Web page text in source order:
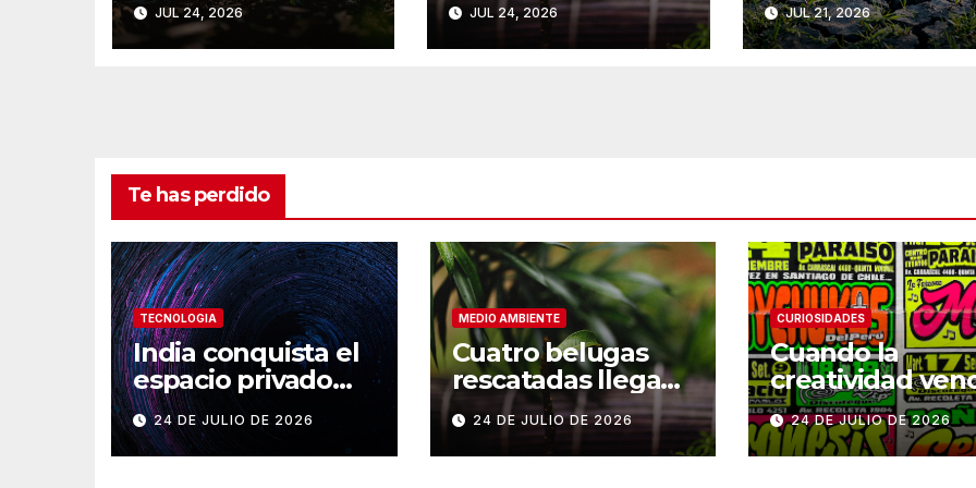
a El Niño
JUL 24, 2026
en Chicago
JUL 24, 2026
mundo
JUL 21, 2026
Te has perdido
TECNOLOGIA
India conquista el
espacio privado
con su cohete
Vikram-1
24 DE JULIO DE 2026
MEDIO AMBIENTE
Cuatro belugas
rescatadas llegan
a su nuevo hogar
en Chicago
24 DE JULIO DE 2026
CURIOSIDADES
Cuando la
creatividad
a los títulos: la
historia de
24 DE JULIO DE 2026